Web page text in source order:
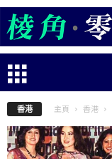
香港 主頁 香港